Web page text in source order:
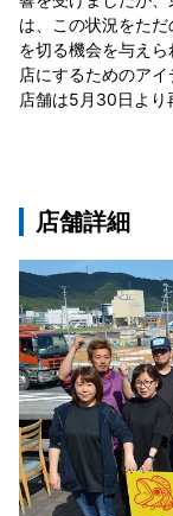
は、この状況をた
を切る機会を与え
店にするためのア
店舗は5月30日より
店舗詳細